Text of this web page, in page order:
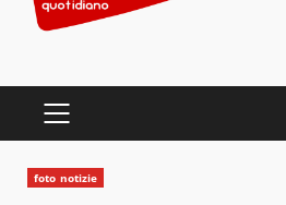
PRIMARY
foto notizie